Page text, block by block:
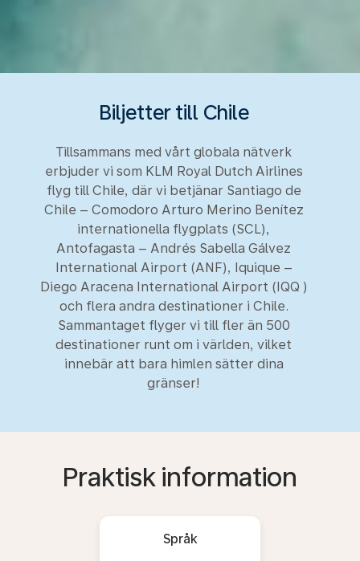
Biljetter till Chile
Tillsammans med vårt globala nätverk
erbjuder vi som KLM Royal Dutch Airlines
flyg till Chile, där vi betjänar Santiago de
Chile – Comodoro Arturo Merino Benítez
internationella flygplats (SCL),
Antofagasta – Andrés Sabella Gálvez
International Airport (ANF), Iquique –
Diego Aracena International Airport (IQQ )
och flera andra destinationer i Chile.
Sammantaget flyger vi till fler än 500
destinationer runt om i världen, vilket
innebär att bara himlen sätter dina
gränser!
Praktisk information
Språk